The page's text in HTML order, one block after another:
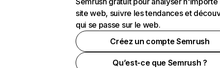
site web, suivre les tendances et
qui se passe sur le web.
Créez un compte Semrush
Qu’est-ce que Semrush ?